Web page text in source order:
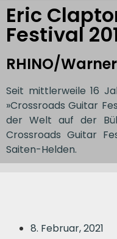
Eric
Festival
RHINO/
Seit mittlerweile 16
»Crossroads Guitar
der Welt auf der
Crossroads Guitar
Saiten-Helden.
8. Februar, 2021